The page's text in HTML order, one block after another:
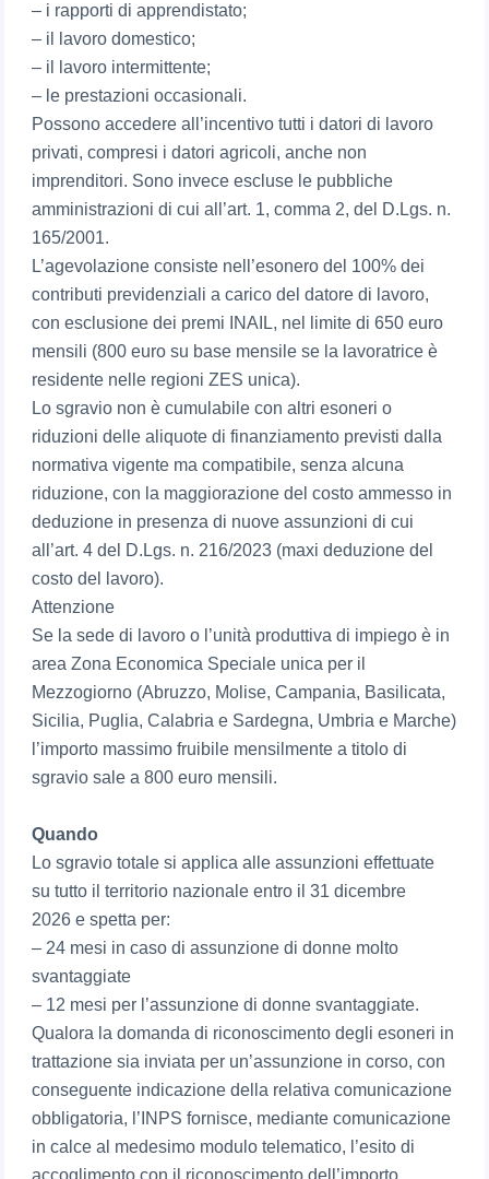
– i rapporti di apprendistato;
– il lavoro domestico;
– il lavoro intermittente;
– le prestazioni occasionali.
Possono accedere all’incentivo tutti i datori di lavoro
privati, compresi i datori agricoli, anche non
imprenditori. Sono invece escluse le pubbliche
amministrazioni di cui all’art. 1, comma 2, del D.Lgs. n.
165/2001.
L’agevolazione consiste nell’esonero del 100% dei
contributi previdenziali a carico del datore di lavoro,
con esclusione dei premi INAIL, nel limite di 650 euro
mensili (800 euro su base mensile se la lavoratrice è
residente nelle regioni ZES unica).
Lo sgravio non è cumulabile con altri esoneri o
riduzioni delle aliquote di finanziamento previsti dalla
normativa vigente ma compatibile, senza alcuna
riduzione, con la maggiorazione del costo ammesso in
deduzione in presenza di nuove assunzioni di cui
all’art. 4 del D.Lgs. n. 216/2023 (maxi deduzione del
costo del lavoro).
Attenzione
Se la sede di lavoro o l’unità produttiva di impiego è in
area Zona Economica Speciale unica per il
Mezzogiorno (Abruzzo, Molise, Campania, Basilicata,
Sicilia, Puglia, Calabria e Sardegna, Umbria e Marche)
l’importo massimo fruibile mensilmente a titolo di
sgravio sale a 800 euro mensili.
Quando
Lo sgravio totale si applica alle assunzioni effettuate
su tutto il territorio nazionale entro il 31 dicembre
2026 e spetta per:
– 24 mesi in caso di assunzione di donne molto
svantaggiate
– 12 mesi per l’assunzione di donne svantaggiate.
Qualora la domanda di riconoscimento degli esoneri in
trattazione sia inviata per un’assunzione in corso, con
conseguente indicazione della relativa comunicazione
obbligatoria, l’INPS fornisce, mediante comunicazione
in calce al medesimo modulo telematico, l’esito di
accoglimento con il riconoscimento dell’importo